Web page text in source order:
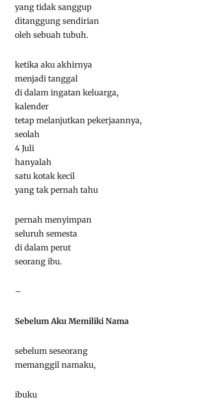
yang tidak sanggup
ditanggung sendirian
oleh sebuah tubuh.
ketika aku akhirnya
menjadi tanggal
di dalam ingatan keluarga,
kalender
tetap melanjutkan pekerjaannya,
seolah
4 Juli
hanyalah
satu kotak kecil
yang tak pernah tahu
pernah menyimpan
seluruh semesta
di dalam perut
seorang ibu.
–
Sebelum Aku Memiliki Nama
sebelum seseorang
memanggil namaku,
ibuku